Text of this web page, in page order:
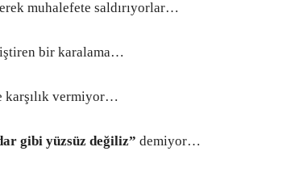
muhalefete saldırıyorlar…
bir karalama…
karşılık vermiyor…
gibi yüzsüz değiliz” demiyor…